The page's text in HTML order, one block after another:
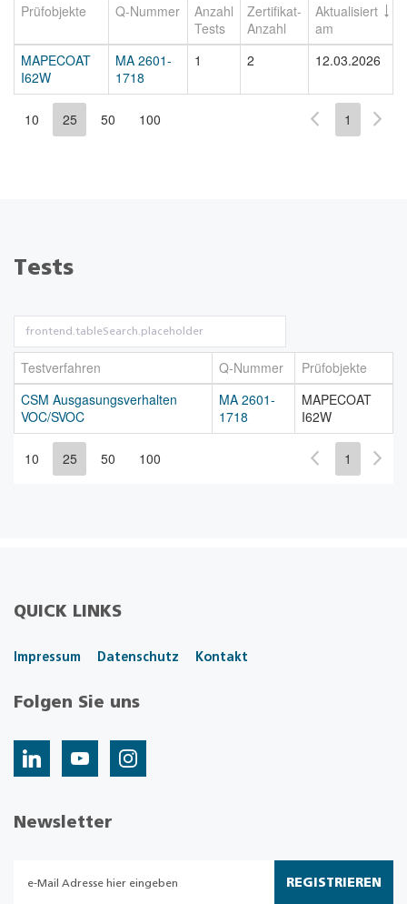
Prüfobjekte Q-Nummer
Anzahl
Tests
Zertifikat-
Anzahl
Aktualisiert
am
MAPECOAT
I62W
MA 2601-
1718
1 2 12.03.2026
10 25 50 100 1
Tests
Testverfahren Q-Nummer
Prüfobjekte
CSM Ausgasungsverhalten
VOC/SVOC
MA 2601-
1718
MAPECOAT
I62W
10 25 50 100 1
QUICK LINKS
Impressum Datenschutz Kontakt
Folgen Sie uns
Newsletter
REGISTRIEREN